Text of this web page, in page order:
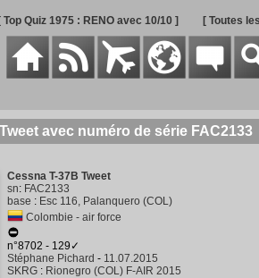
[ Top Quiz 1975 : RENO avec 10/10 ] [ Toutes
avec numéro de série FAC2133
Cessna T-37B Tweet
sn: FAC2133
base : Esc 116, Palanquero (COL)
Colombie - air force
n°8702 - 129✓
Stéphane Pichard - 11.07.2015
SKRG: Rionegro (COL) F-AIR 2015